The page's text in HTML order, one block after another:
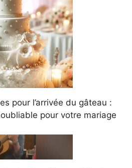
pour l’arrivée du gâteau :
pour votre mariage